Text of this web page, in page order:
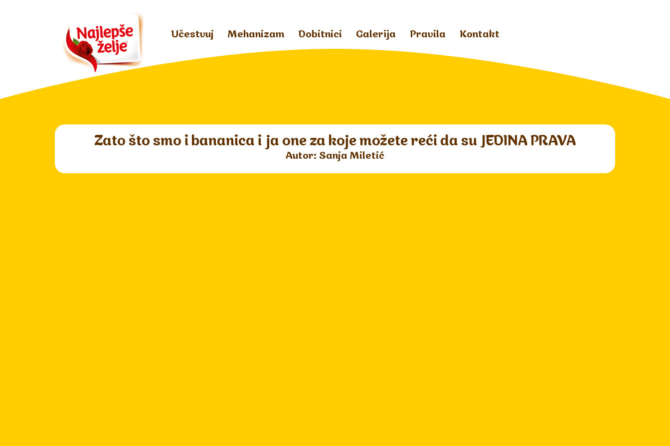
Učestvuj Mehanizam Dobitnici Galerija Pravila Kontakt
Zato što smo i bananica i ja one za koje možete reći da su JEDINA PRAVA
Autor: Sanja Miletić